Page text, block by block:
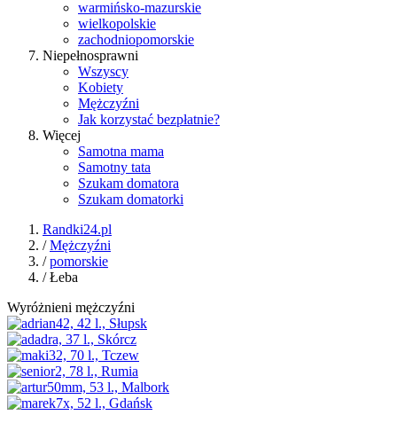
warmińsko-mazurskie
wielkopolskie
zachodniopomorskie
Niepełnosprawni
Wszyscy
Kobiety
Mężczyźni
Jak korzystać bezpłatnie?
Więcej
Samotna mama
Samotny tata
Szukam domatora
Szukam domatorki
Randki24.pl
/Mężczyźni
/pomorskie
/ Łeba
Wyróżnieni mężczyźni